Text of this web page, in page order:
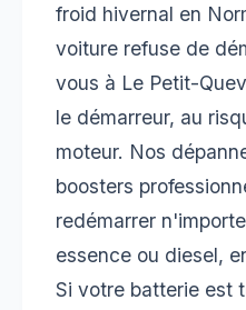
froid hivernal en
voiture refuse de
vous à Le Petit-
le démarreur, au
moteur. Nos
boosters
redémarrer
essence ou diesel,
Si votre batterie est